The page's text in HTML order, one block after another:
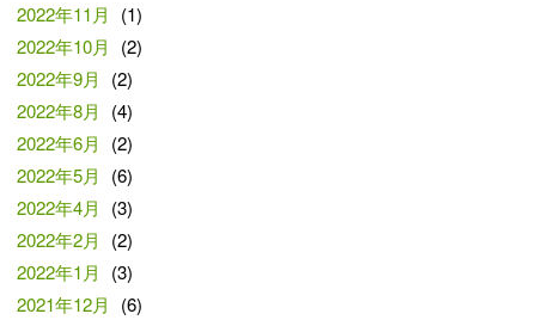
2022年11月
(1)
2022年10月
(2)
2022年9月
(2)
2022年8月
(4)
2022年6月
(2)
2022年5月
(6)
2022年4月
(3)
2022年2月
(2)
2022年1月
(3)
2021年12月
(6)